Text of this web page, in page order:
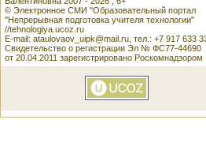
© Электронное СМИ "Образовательный портал
"Непрерывная подготовка учителя технологии"
//tehnologiya.ucoz.ru
E-mail: ataulovaov_uipk@mail.ru, тел.: +7 917 633
Свидетельство о регистрации Эл № ФС77-44690
от 20.04.2011 зарегистрировано Роскомнадзором